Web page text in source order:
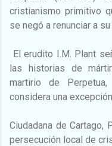
cristianismo primitivo
se negó a renunciar a
El erudito I.M. Plant
las historias de
martirio de
considera una
Ciudadana de Cartago,
persecución local de